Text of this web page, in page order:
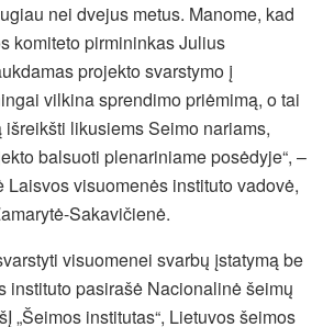
nei dvejus metus. Manome, kad
komiteto pirmininkas Julius
projekto svarstymo į
vilkina sprendimo priėmimą, o tai
likusiems Seimo nariams,
balsuoti plenariniame posėdyje“, –
visuomenės instituto vadovė,
Sakavičienė.
visuomenei svarbų įstatymą be
instituto pasirašė Nacionalinė šeimų
„Šeimos institutas“, Lietuvos šeimos